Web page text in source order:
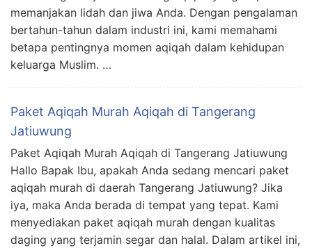
memanjakan lidah dan jiwa Anda. Dengan pengalaman
bertahun-tahun dalam industri ini, kami memahami
betapa pentingnya momen aqiqah dalam kehidupan
keluarga Muslim. …
Paket Aqiqah Murah Aqiqah di Tangerang
Jatiuwung
Paket Aqiqah Murah Aqiqah di Tangerang Jatiuwung
Hallo Bapak Ibu, apakah Anda sedang mencari paket
aqiqah murah di daerah Tangerang Jatiuwung? Jika
iya, maka Anda berada di tempat yang tepat. Kami
menyediakan paket aqiqah murah dengan kualitas
daging yang terjamin segar dan halal. Dalam artikel ini,